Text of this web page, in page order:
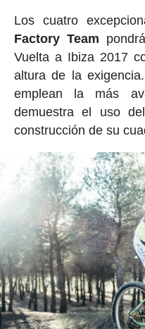
Los cuatro
Factory Team
Vuelta a Ibiza 2017
altura de la
emplean la más
demuestra el uso
construcción de su